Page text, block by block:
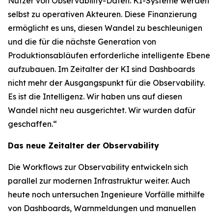
selbst zu operativen Akteuren. Diese Finanzierung
ermöglicht es uns, diesen Wandel zu beschleunigen
und die für die nächste Generation von
Produktionsabläufen erforderliche intelligente Ebene
aufzubauen. Im Zeitalter der KI sind Dashboards
nicht mehr der Ausgangspunkt für die Observability.
Es ist die Intelligenz. Wir haben uns auf diesen
Wandel nicht neu ausgerichtet. Wir wurden dafür
geschaffen.“
Das neue Zeitalter der Observability
Die Workflows zur Observability entwickeln sich
parallel zur modernen Infrastruktur weiter. Auch
heute noch untersuchen Ingenieure Vorfälle mithilfe
von Dashboards, Warnmeldungen und manuellen